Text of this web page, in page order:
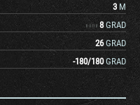
3 M
8 GRAD
26 GRAD
-180/180 GRAD